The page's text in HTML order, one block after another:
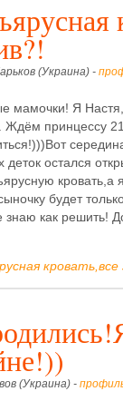
(Украина) -
мамочки! Я
Ждём принцессу
остался
кровать,а
будет
знаю как решить!
(Украина) -